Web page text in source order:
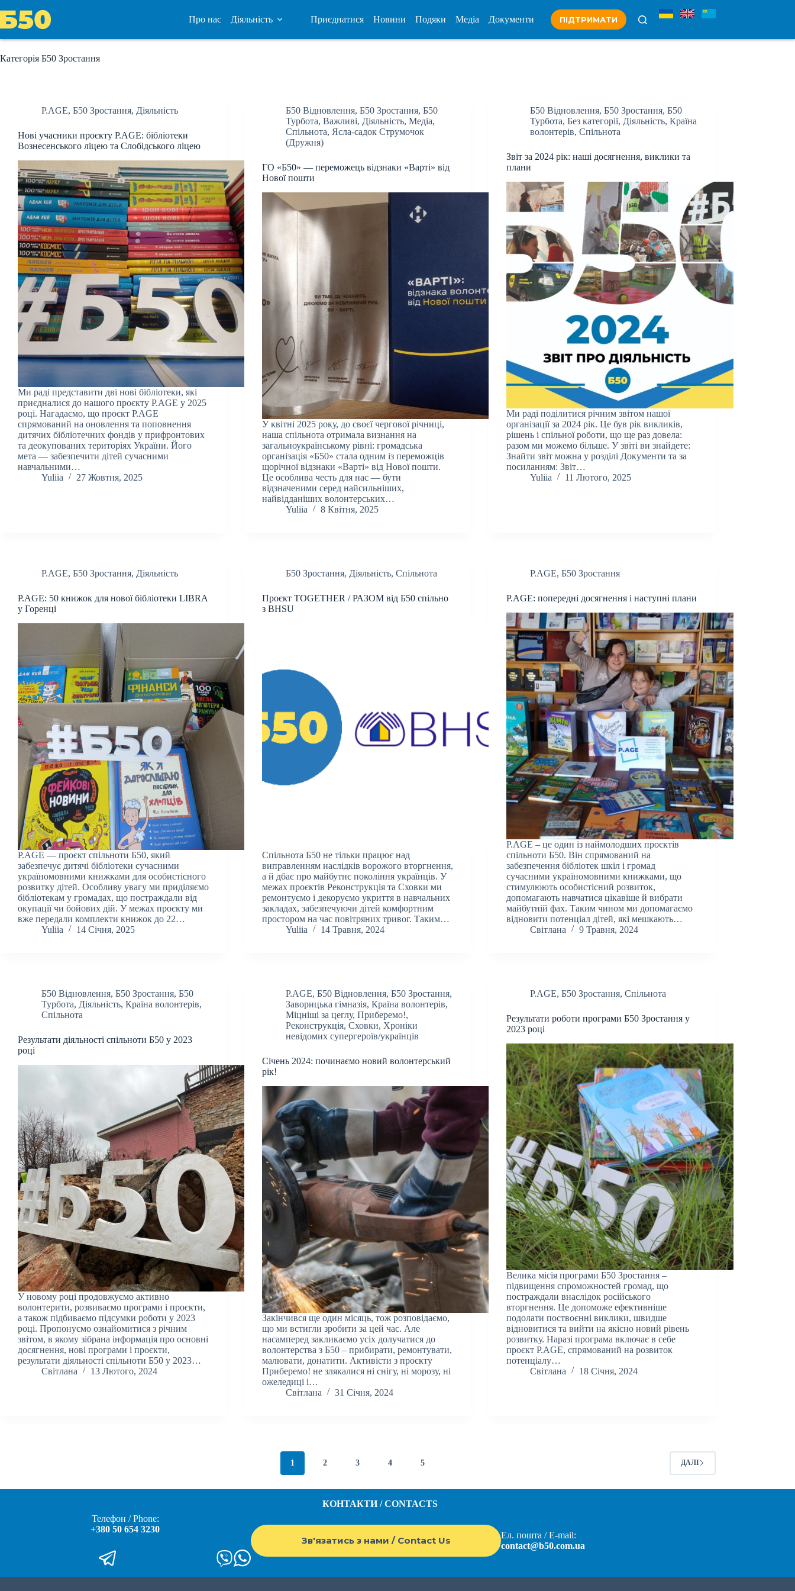
до
вмісту
Про нас Діяльність Приєднатися Новини Подяки Медіа Документи ПІДТРИМАТИ
Категорія Б50 Зростання
P.AGE, Б50 Зростання, Діяльність
Нові учасники проєкту P.AGE: бібліотеки
Вознесенського ліцею та Слобідського ліцею
Ми раді представити дві нові бібліотеки, які
приєдналися до нашого проєкту P.AGE у 2025
році. Нагадаємо, що проєкт P.AGE
спрямований на оновлення та поповнення
дитячих бібліотечних фондів у прифронтових
та деокупованих територіях України. Його
мета — забезпечити дітей сучасними
навчальними…
Yuliia
27 Жовтня, 2025
Б50 Відновлення,Б50 Зростання,Б50
Турбота,Важливі, Діяльність,Медіа,
Спільнота, Ясла-садок Струмочок
(Дружня)
ГО «Б50» — переможець відзнаки «Варті» від
Нової пошти
У квітні 2025 року, до своєї чергової річниці,
наша спільнота отримала визнання на
загальноукраїнському рівні: громадська
організація «Б50» стала одним із переможців
щорічної відзнаки «Варті» від Нової пошти.
Це особлива честь для нас — бути
відзначеними серед найсильніших,
найвідданіших волонтерських…
Yuliia
8 Квітня, 2025
Б50 Відновлення,Б50 Зростання,Б50
Турбота,Без категорії, Діяльність,Країна
волонтерів,Спільнота
Звіт за 2024 рік: наші досягнення, виклики та
плани
Ми раді поділитися річним звітом нашої
організації за 2024 рік. Це був рік викликів,
рішень і спільної роботи, що ще раз довела:
разом ми можемо більше. У звіті ви знайдете:
Знайти звіт можна у розділі Документи та за
посиланням: Звіт…
Yuliia
11 Лютого, 2025
P.AGE, Б50 Зростання, Діяльність
P.AGE: 50 книжок для нової бібліотеки LIBRA
у Горенці
P.AGE — проєкт спільноти Б50, який
забезпечує дитячі бібліотеки сучасними
україномовними книжками для особистісного
розвитку дітей. Особливу увагу ми приділяємо
бібліотекам у громадах, що постраждали від
окупації чи бойових дій. У межах проєкту ми
вже передали комплекти книжок до 22…
Yuliia
14 Січня, 2025
Б50 Зростання, Діяльність,Спільнота
Проєкт TOGETHER / РАЗОМ від Б50 спільно
з BHSU
Спільнота Б50 не тільки працює над
виправленням наслідків ворожого вторгнення,
а й дбає про майбутнє покоління українців. У
межах проєктів Реконструкція та Сховки ми
ремонтуємо і декоруємо укриття в навчальних
закладах, забезпечуючи дітей комфортним
простором на час повітряних тривог. Таким…
Yuliia
14 Травня, 2024
P.AGE,Б50 Зростання
P.AGE: попередні досягнення і наступні плани
P.AGE – це один із наймолодших проєктів
спільноти Б50. Він спрямований на
забезпечення бібліотек шкіл і громад
сучасними україномовними книжками, що
стимулюють особистісний розвиток,
допомагають навчатися цікавіше й вибрати
майбутній фах. Таким чином ми допомагаємо
відновити потенціал дітей, які мешкають…
Світлана
9 Травня, 2024
Б50 Відновлення, Б50 Зростання, Б50
Турбота, Діяльність, Країна волонтерів,
Спільнота
Результати діяльності спільноти Б50 у 2023
році
У новому році продовжуємо активно
волонтерити, розвиваємо програми і проєкти,
а також підбиваємо підсумки роботи у 2023
році. Пропонуємо ознайомитися з річним
звітом, в якому зібрана інформація про основні
досягнення, нові програми і проєкти,
результати діяльності спільноти Б50 у 2023…
Світлана
13 Лютого, 2024
P.AGE,Б50 Відновлення,Б50 Зростання,
Заворицька гімназія,Країна волонтерів,
Міцніші за цеглу,Приберемо!,
Реконструкція,Сховки, Хроніки
невідомих супергероїв/українців
Січень 2024: починаємо новий волонтерський
рік!
Закінчився ще один місяць, тож розповідаємо,
що ми встигли зробити за цей час. Але
насамперед закликаємо усіх долучатися до
волонтерства з Б50 – прибирати, ремонтувати,
малювати, донатити. Активісти з проєкту
Приберемо! не злякалися ні снігу, ні морозу, ні
ожеледиці і…
Світлана
31 Січня, 2024
P.AGE,Б50 Зростання,Спільнота
Результати роботи програми Б50 Зростання у
2023 році
Велика місія програми Б50 Зростання –
підвищення спроможностей громад, що
постраждали внаслідок російського
вторгнення. Це допоможе ефективніше
подолати поствоєнні виклики, швидше
відновитися та вийти на якісно новий рівень
розвитку. Наразі програма включає в себе
проєкт P.AGE, спрямований на розвиток
потенціалу…
Світлана
18 Січня, 2024
1 2 3 4 5 ДАЛІ
КОНТАКТИ / CONTACTS
Телефон / Phone:
+380 50 654 3230
Зв'язатись з нами / Contact Us
Ел. пошта / E-mail:
contact@b50.com.ua